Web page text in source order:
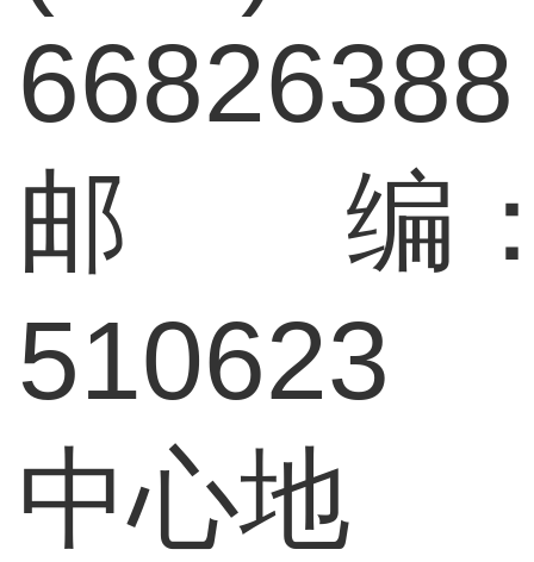
66826388
邮 编
510623
中心地